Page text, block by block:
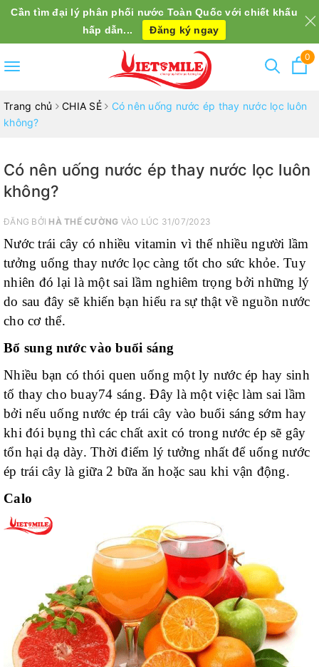
Toggle
0
Trang chủ CHIA SẺ
Có nên uống nước ép thay nước lọc luôn
không?
Có nên uống nước ép thay nước lọc luôn
không?
ĐĂNG BỞI HÀ THẾ CƯỜNG VÀO LÚC 31/07/2023
Nước trái cây có nhiều vitamin vì thế nhiều người lầm
tưởng uống thay nước lọc càng tốt cho sức khỏe. Tuy
nhiên đó lại là một sai lầm nghiêm trọng bởi những lý
do sau đây sẽ khiến bạn hiểu ra sự thật về nguồn nước
cho cơ thể.
Bổ sung nước vào buổi sáng
Nhiều bạn có thói quen uống một ly nước ép hay sinh
tố thay cho buay74 sáng. Đây là một việc làm sai lầm
bởi nếu uống nước ép trái cây vào buổi sáng sớm hay
khi đói bụng thì các chất axit có trong nước ép sẽ gây
tổn hại dạ dày. Thời điểm lý tưởng nhất để uống nước
ép trái cây là giữa 2 bữa ăn hoặc sau khi vận động.
Calo
Cần tìm đại lý phân phối nước Toàn Quốc với chiết khấu
hấp dẫn...
Đăng ký ngay